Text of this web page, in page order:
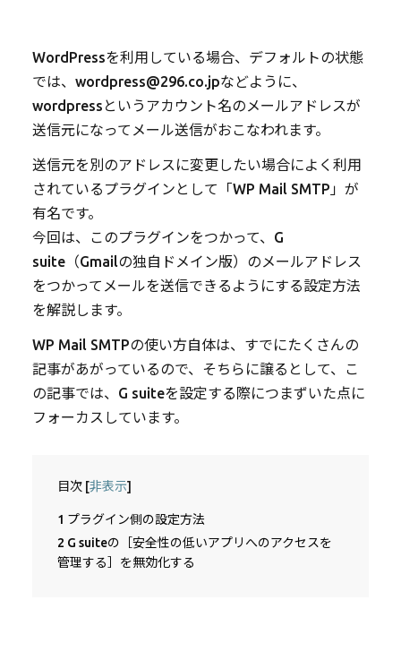
WordPressを利用している場合、デフォルトの状態
では、wordpress@296.co.jpなどように、
wordpressというアカウント名のメールアドレスが
送信元になってメール送信がおこなわれます。
送信元を別のアドレスに変更したい場合によく利用
されているプラグインとして「WP Mail SMTP」が
有名です。
今回は、このプラグインをつかって、G
suite（Gmailの独自ドメイン版）のメールアドレス
をつかってメールを送信できるようにする設定方法
を解説します。
WP Mail SMTPの使い方自体は、すでにたくさんの
記事があがっているので、そちらに譲るとして、こ
の記事では、G suiteを設定する際につまずいた点に
フォーカスしています。
目次 [非表示]
1 プラグイン側の設定方法
2 G suiteの［安全性の低いアプリへのアクセスを
管理する］を無効化する